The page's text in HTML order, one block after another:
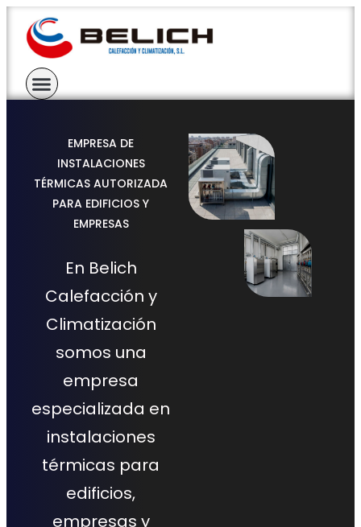
EMPRESA DE
INSTALACIONES
TÉRMICAS AUTORIZADA
PARA EDIFICIOS Y
EMPRESAS
En Belich
Calefacción y
Climatización
somos una
empresa
especializada en
instalaciones
térmicas para
edificios,
empresas y